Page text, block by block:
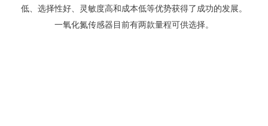
低、选择性好、灵敏度高和成本低等优势获得了成功的发展。
一氧化氮传感器目前有两款量程可供选择。